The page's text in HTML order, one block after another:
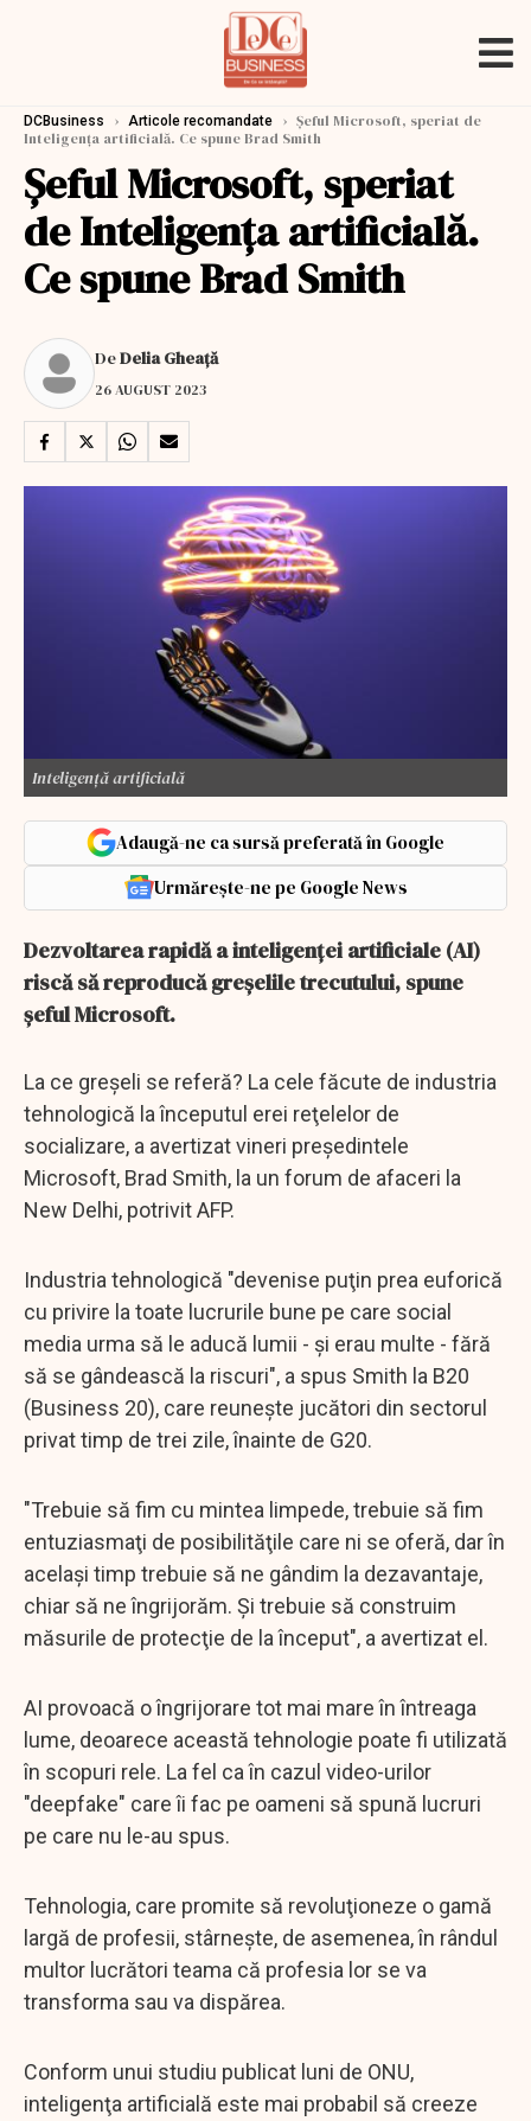
DCBusiness › Articole recomandate › Șeful Microsoft, speriat de
Inteligența artificială. Ce spune Brad Smith
Șeful Microsoft, speriat
de Inteligența artificială.
Ce spune Brad Smith
DeDelia Gheață
26 AUGUST 2023
Inteligență artificială
Adaugă-ne ca sursă preferată în Google
Urmărește-ne pe Google News
Dezvoltarea rapidă a inteligenţei artificiale (AI)
riscă să reproducă greşelile trecutului, spune
șeful Microsoft.
La ce greșeli se referă? La cele făcute de industria
tehnologică la începutul erei reţelelor de
socializare, a avertizat vineri preşedintele
Microsoft, Brad Smith, la un forum de afaceri la
New Delhi, potrivit AFP.
Industria tehnologică "devenise puţin prea euforică
cu privire la toate lucrurile bune pe care social
media urma să le aducă lumii - şi erau multe - fără
să se gândească la riscuri", a spus Smith la B20
(Business 20), care reuneşte jucători din sectorul
privat timp de trei zile, înainte de G20.
"Trebuie să fim cu mintea limpede, trebuie să fim
entuziasmaţi de posibilităţile care ni se oferă, dar în
acelaşi timp trebuie să ne gândim la dezavantaje,
chiar să ne îngrijorăm. Şi trebuie să construim
măsurile de protecţie de la început", a avertizat el.
AI provoacă o îngrijorare tot mai mare în întreaga
lume, deoarece această tehnologie poate fi utilizată
în scopuri rele. La fel ca în cazul video-urilor
"deepfake" care îi fac pe oameni să spună lucruri
pe care nu le-au spus.
Tehnologia, care promite să revoluţioneze o gamă
largă de profesii, stârneşte, de asemenea, în rândul
multor lucrători teama că profesia lor se va
transforma sau va dispărea.
Conform unui studiu publicat luni de ONU,
inteligenţa artificială este mai probabil să creeze